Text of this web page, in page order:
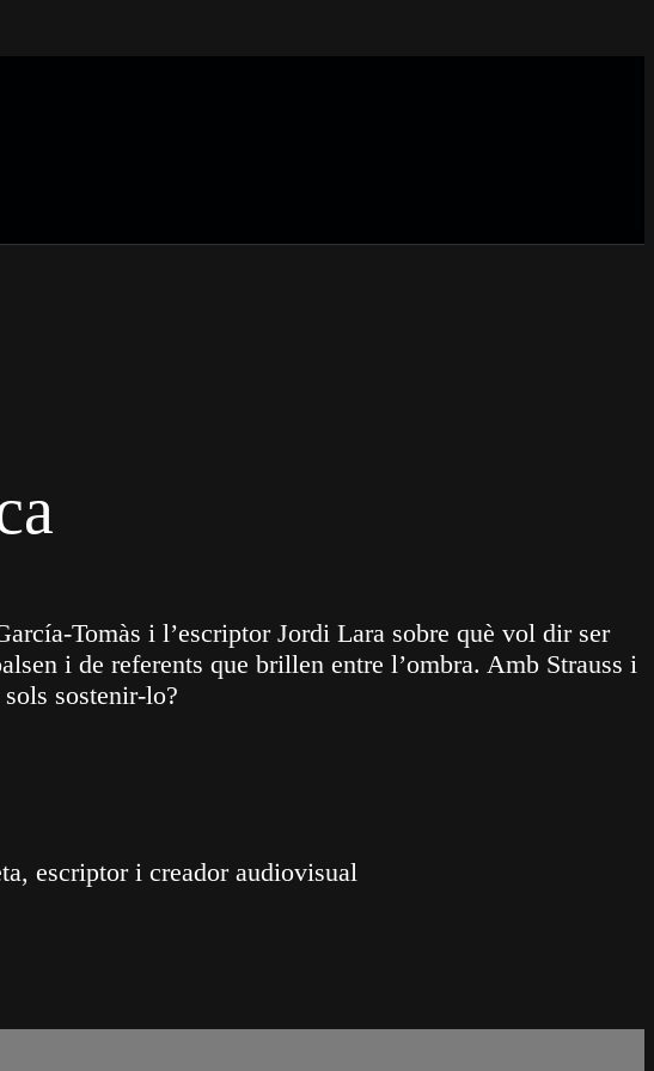
Tomàs i l’escriptor Jordi Lara sobre què vol dir ser
i de referents que brillen entre l’ombra. Amb Strauss i
sostenir-lo?
escriptor i creador audiovisual